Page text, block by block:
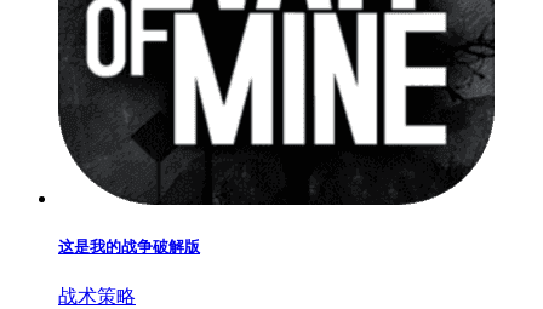
这是我的战争破解版
战术策略